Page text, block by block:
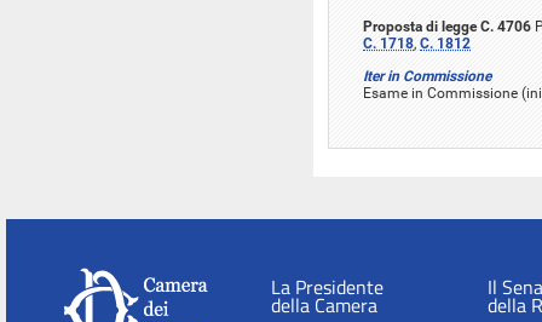
Proposta di legge C. 4706
C. 1718, C. 1812
Iter in Commissione
Esame in Commissione
La Presidente
della Camera
Il
della